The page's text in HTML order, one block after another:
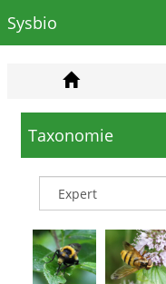
Sysbio
Taxonomie